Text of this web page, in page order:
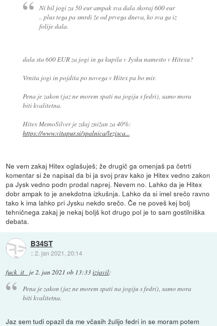
Ni bil jogi za 50 eur ampak sva dala skoraj 600 eur
.. plus tega pa smrdi že od prvega dneva, ko sva ga iz
folije dala.
dala sta 600 EUR za jogi in ga kupila v Jysku namesto v Hitexu?
Vrnita jogi in pojdita po novega v Hitex pa bo mir.
Pena je zakon (jaz ne morem spati na jogiju s fedri), samo mora
biti kvalitetna.
Hitex MemoSilver je zdaj znižan za 40%:
https://www.vitapur.si/spalnica/lezisca...
Ne vem zakaj Hitex oglašuješ; že drugič ga omenjaš pa četrti
komentar si že napisal da bi ja svoj prav kako je Hitex vedno zakon
pa Jysk vedno podn prodal naprej. Nevem no. Lahko da je Hitex
dobr ampak to je anekdotna izkušnja. Lahko da si imel srečo ravno
tako k ima lahko pri Jysku nekdo srečo. Če ne poveš kej bolj
tehničnega zakaj je nekaj boljš kot drugo pol je to sam gostilniška
debata.
B34ST
::2. jan 2021, 20:14
fuck_it_ je2. jan 2021 ob 13:33izjavil:
Pena je zakon (jaz ne morem spati na jogiju s fedri), samo mora
biti kvalitetna.
Jaz sem tudi opazil da me včasih žulijo fedri in se moram potem